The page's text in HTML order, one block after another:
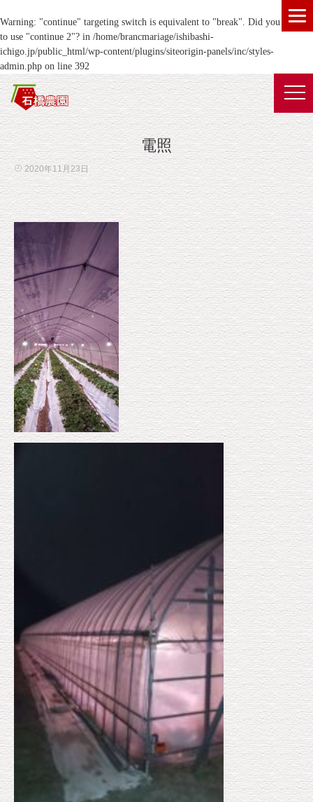
Warning: "continue" targeting switch is equivalent to "break". Did you mean
to use "continue 2"? in /home/brancmariage/ishibashi-
ichigo.jp/public_html/wp-content/plugins/siteorigin-panels/inc/styles-
admin.php on line 392
電照
2020年11月23日